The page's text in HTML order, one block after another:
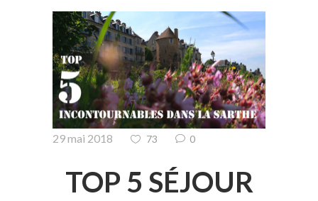
29 mai 2018 73 0
TOP 5 SÉJOUR